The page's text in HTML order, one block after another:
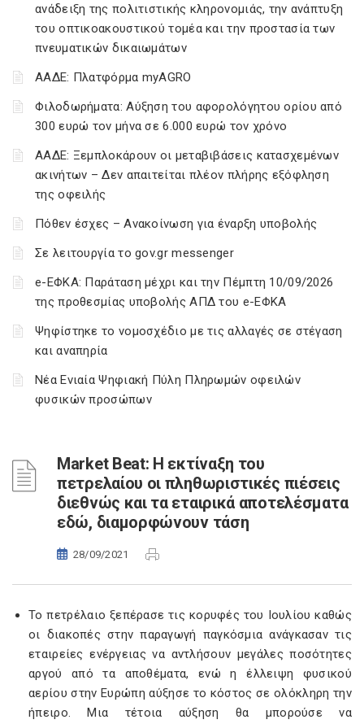
ανάδειξη της πολιτιστικής κληρονομιάς, την ανάπτυξη
του οπτικοακουστικού τομέα και την προστασία των
πνευματικών δικαιωμάτων
ΑΑΔΕ: Πλατφόρμα myAGRO
Φιλοδωρήματα: Αύξηση του αφορολόγητου ορίου από
300 ευρώ τον μήνα σε 6.000 ευρώ τον χρόνο
ΑΑΔΕ: Ξεμπλοκάρουν οι μεταβιβάσεις κατασχεμένων
ακινήτων – Δεν απαιτείται πλέον πλήρης εξόφληση
της οφειλής
Πόθεν έσχες – Ανακοίνωση για έναρξη υποβολής
Σε λειτουργία το gov.gr messenger
e-ΕΦΚΑ: Παράταση μέχρι και την Πέμπτη 10/09/2026
της προθεσμίας υποβολής ΑΠΔ του e-ΕΦΚΑ
Ψηφίστηκε το νομοσχέδιο με τις αλλαγές σε στέγαση
και αναπηρία
Νέα Ενιαία Ψηφιακή Πύλη Πληρωμών οφειλών
φυσικών προσώπων
Market Beat: Η εκτίναξη του
πετρελαίου οι πληθωριστικές πιέσεις
διεθνώς και τα εταιρικά αποτελέσματα
εδώ, διαμορφώνουν τάση
28/09/2021
Το πετρέλαιο ξεπέρασε τις κορυφές του Ιουλίου καθώς
οι διακοπές στην παραγωγή παγκόσμια ανάγκασαν τις
εταιρείες ενέργειας να αντλήσουν μεγάλες ποσότητες
αργού από τα αποθέματα, ενώ η έλλειψη φυσικού
αερίου στην Ευρώπη αύξησε το κόστος σε ολόκληρη την
ήπειρο. Μια τέτοια αύξηση θα μπορούσε να